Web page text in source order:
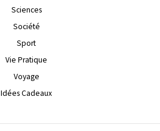
Sciences
Société
Sport
Vie Pratique
Voyage
Idées Cadeaux